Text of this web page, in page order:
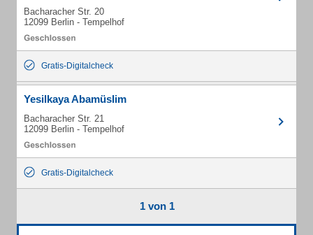
Bacharacher Str. 20
12099 Berlin - Tempelhof
Gratis-Digitalcheck
Yesilkaya Abamüslim
Bacharacher Str. 21
12099 Berlin - Tempelhof
Gratis-Digitalcheck
1 von 1